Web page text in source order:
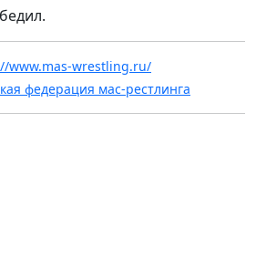
www.mas-wrestling.ru/
федерация мас-рестлинга